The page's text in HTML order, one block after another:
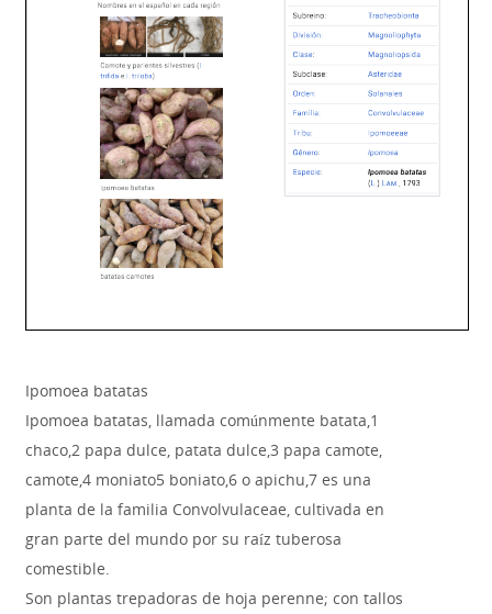
Ipomoea batatas
Ipomoea batatas, llamada comúnmente batata,1
chaco,2 papa dulce, patata dulce,3 papa camote,
camote,4 moniato5 boniato,6 o apichu,7 es una
planta de la familia Convolvulaceae, cultivada en
gran parte del mundo por su raíz tuberosa
comestible.
Son plantas trepadoras de hoja perenne; con tallos